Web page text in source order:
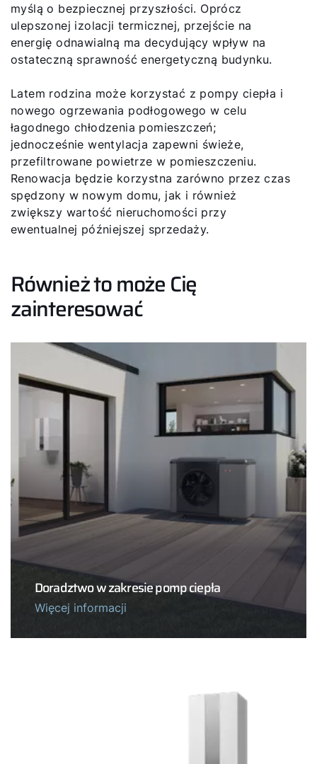
myślą o bezpiecznej przyszłości. Oprócz
ulepszonej izolacji termicznej, przejście na
energię odnawialną ma decydujący wpływ na
ostateczną sprawność energetyczną budynku.
Latem rodzina może korzystać z pompy ciepła i
nowego ogrzewania podłogowego w celu
łagodnego chłodzenia pomieszczeń;
jednocześnie wentylacja zapewni świeże,
przefiltrowane powietrze w pomieszczeniu.
Renowacja będzie korzystna zarówno przez czas
spędzony w nowym domu, jak i również
zwiększy wartość nieruchomości przy
ewentualnej późniejszej sprzedaży.
Również to może Cię
zainteresować
Doradztwo w zakresie pomp ciepła
Więcej informacji